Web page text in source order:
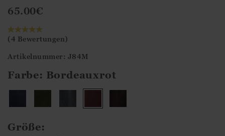
65.00€
(4 Bewertungen)
Artikelnummer: J84M
Farbe: Bordeauxrot
Größe: